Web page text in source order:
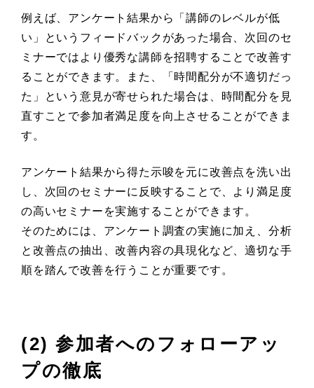
例えば、アンケート結果から「講師のレベルが低
い」というフィードバックがあった場合、次回のセ
ミナーではより優秀な講師を招聘することで改善す
ることができます。また、「時間配分が不適切だっ
た」という意見が寄せられた場合は、時間配分を見
直すことで参加者満足度を向上させることができま
す。
アンケート結果から得た示唆を元に改善点を洗い出
し、次回のセミナーに反映することで、より満足度
の高いセミナーを実施することができます。
そのためには、アンケート調査の実施に加え、分析
と改善点の抽出、改善内容の具現化など、適切な手
順を踏んで改善を行うことが重要です。
(2) 参加者へのフォローアッ
プの徹底